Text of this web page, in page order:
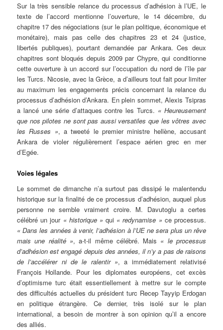
Sur la très sensible relance du processus d’adhésion à l’UE, le
texte de l’accord mentionne l’ouverture, le 14 décembre, du
chapitre 17 des négociations (sur le plan politique, économique et
monétaire), mais pas celle des chapitres 23 et 24 (justice,
libertés publiques), pourtant demandée par Ankara. Ces deux
chapitres sont bloqués depuis 2009 par Chypre, qui conditionne
cette ouverture à un accord sur l’occupation du nord de l’île par
les Turcs. Nicosie, avec la Grèce, a d’ailleurs tout fait pour limiter
au maximum les engagements précis concernant la relance du
processus d’adhésion d’Ankara. En plein sommet, Alexis Tsipras
a lancé une série d’attaques contre les Turcs. « Heureusement
que nos pilotes ne sont pas aussi versatiles que les vôtres avec
les Russes », a tweeté le premier ministre hellène, accusant
Ankara de violer régulièrement l’espace aérien grec en mer
d’Egée.
Voies légales
Le sommet de dimanche n’a surtout pas dissipé le malentendu
historique sur la finalité de ce processus d’adhésion, auquel plus
personne ne semble vraiment croire. M. Davutoglu a certes
célébré un jour « historique » qui « redynamise » ce processus.
« Dans les années à venir, l’adhésion à l’UE ne sera plus un rêve
mais une réalité », a-t-il même célébré. Mais « le processus
d’adhésion est engagé depuis des années, il n’y a pas de raisons
de l’accélérer ni de le ralentir », a immédiatement relativisé
François Hollande. Pour les diplomates européens, cet excès
d’optimisme turc était essentiellement à mettre sur le compte
des difficultés actuelles du président turc Recep Tayyip Erdogan
en politique étrangère. Ce dernier, très isolé sur le plan
international, a besoin de montrer à son opinion qu’il a encore
des alliés.